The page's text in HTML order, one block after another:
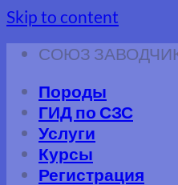
Skip to content
СОЮЗ
Породы
ГИД по СЗС
Услуги
Курсы
Регистрация